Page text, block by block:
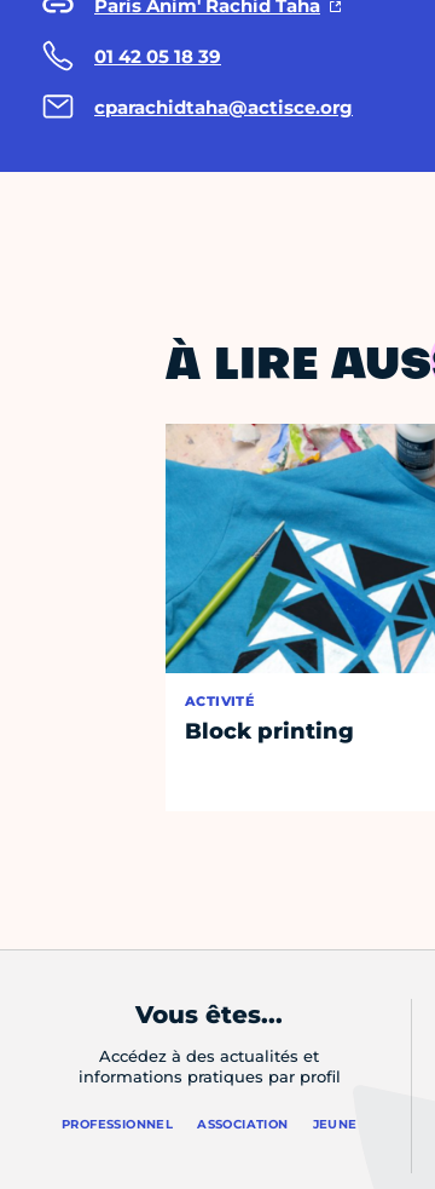
Paris Anim' Rachid Taha
01 42 05 18 39
cparachidtaha@actisce.org
À LIRE
ACTIVITÉ
Block printing
Vous êtes...
Accédez à des actualités et
informations pratiques par profil
PROFESSIONNEL ASSOCIATION JEUNE